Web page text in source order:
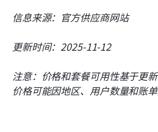
信息来源：官方供应商网站
更新时间：2025-11-12
注意：价格和套餐可用性基于更
价格可能因地区、用户数量和账